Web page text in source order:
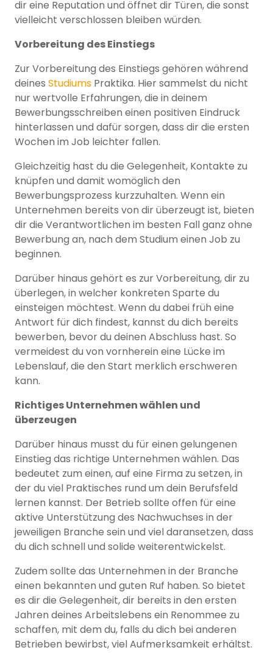
dir eine Reputation und öffnet dir Türen, die sonst
vielleicht verschlossen bleiben würden.
Vorbereitung des Einstiegs
Zur Vorbereitung des Einstiegs gehören während
deines Studiums Praktika. Hier sammelst du nicht
nur wertvolle Erfahrungen, die in deinem
Bewerbungsschreiben einen positiven Eindruck
hinterlassen und dafür sorgen, dass dir die ersten
Wochen im Job leichter fallen.
Gleichzeitig hast du die Gelegenheit, Kontakte zu
knüpfen und damit womöglich den
Bewerbungsprozess kurzzuhalten. Wenn ein
Unternehmen bereits von dir überzeugt ist, bieten
dir die Verantwortlichen im besten Fall ganz ohne
Bewerbung an, nach dem Studium einen Job zu
beginnen.
Darüber hinaus gehört es zur Vorbereitung, dir zu
überlegen, in welcher konkreten Sparte du
einsteigen möchtest. Wenn du dabei früh eine
Antwort für dich findest, kannst du dich bereits
bewerben, bevor du deinen Abschluss hast. So
vermeidest du von vornherein eine Lücke im
Lebenslauf, die den Start merklich erschweren
kann.
Richtiges Unternehmen wählen und
überzeugen
Darüber hinaus musst du für einen gelungenen
Einstieg das richtige Unternehmen wählen. Das
bedeutet zum einen, auf eine Firma zu setzen, in
der du viel Praktisches rund um dein Berufsfeld
lernen kannst. Der Betrieb sollte offen für eine
aktive Unterstützung des Nachwuchses in der
jeweiligen Branche sein und viel daransetzen, dass
du dich schnell und solide weiterentwickelst.
Zudem sollte das Unternehmen in der Branche
einen bekannten und guten Ruf haben. So bietet
es dir die Gelegenheit, dir bereits in den ersten
Jahren deines Arbeitslebens ein Renommee zu
schaffen, mit dem du, falls du dich bei anderen
Betrieben bewirbst, viel Aufmerksamkeit erhältst.